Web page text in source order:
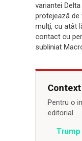
variantei
protejează de
mulţi, cu atât
contact cu
subliniat
Pentru o
editorial.